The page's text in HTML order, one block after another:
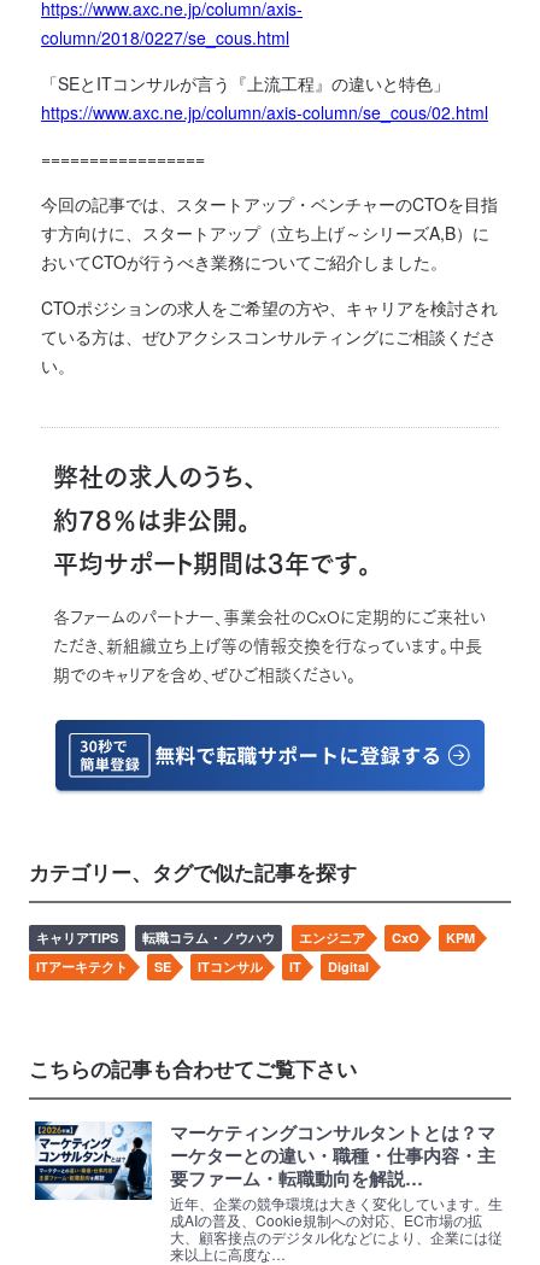
https://www.axc.ne.jp/column/axis-
column/2018/0227/se_cous.html
「SEとITコンサルが言う『上流工程』の違いと特色」
https://www.axc.ne.jp/column/axis-column/se_cous/02.html
=================
今回の記事では、スタートアップ・ベンチャーのCTOを目指
す方向けに、スタートアップ（立ち上げ～シリーズA,B）に
おいてCTOが行うべき業務についてご紹介しました。
CTOポジションの求人をご希望の方や、キャリアを検討され
ている方は、ぜひアクシスコンサルティングにご相談くださ
い。
弊社の求人のうち、
約78％は非公開。
平均サポート期間は3年です。
各ファームのパートナー、事業会社のCxOに定期的にご来社い
ただき、新組織立ち上げ等の情報交換を行なっています。中長
期でのキャリアを含め、ぜひご相談ください。
カテゴリー、タグで似た記事を探す
キャリアTIPS 転職コラム・ノウハウ エンジニア CxO
KPM
ITアーキテクト
SE ITコンサル IT Digital
こちらの記事も合わせてご覧下さい
マーケティングコンサルタントとは？マ
ーケターとの違い・職種・仕事内容・主
要ファーム・転職動向を解説…
近年、企業の競争環境は大きく変化しています。生
成AIの普及、Cookie規制への対応、EC市場の拡
大、顧客接点のデジタル化などにより、企業には従
来以上に高度な…